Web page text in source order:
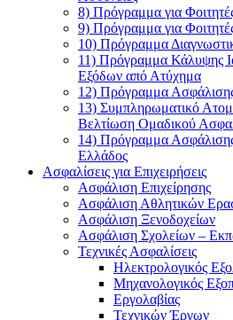
8) Πρόγραμμα για
9) Πρόγραμμα για
10) Πρόγραμμα
11) Πρόγραμμα Κάλυψης
Εξόδων από Ατύχημα
12) Πρόγραμμα
13) Συμπληρωματικό
Βελτίωση Ομαδικού
14) Πρόγραμμα
Ελλάδος
Ασφαλίσεις για Επιχειρήσεις
Ασφάλιση Επιχείρησης
Ασφάλιση Αθλητικών
Ασφάλιση Ξενοδοχείων
Ασφάλιση Σχολείων –
Τεχνικές Ασφαλίσεις
Ηλεκτρολογικός
Μηχανολογικός
Εργολαβίας
Τεχνικών Έργων